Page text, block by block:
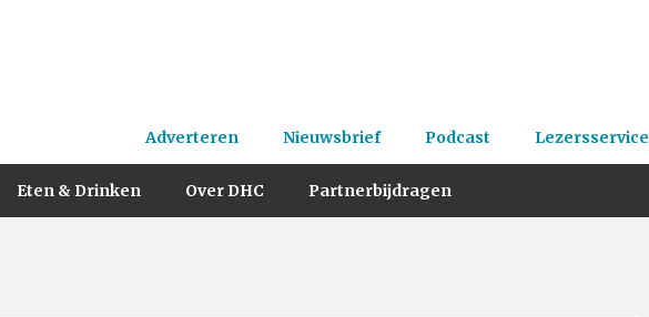
Adverteren Nieuwsbrief Podcast Lezersservice
Eten & Drinken Over DHC Partnerbijdragen